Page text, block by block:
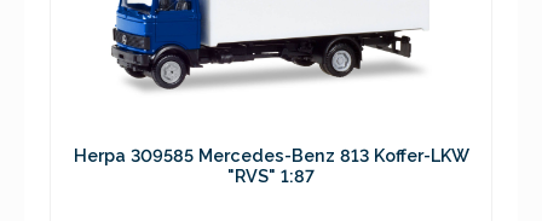
Herpa 309585 Mercedes-Benz 813 Koffer-LKW
"RVS" 1:87